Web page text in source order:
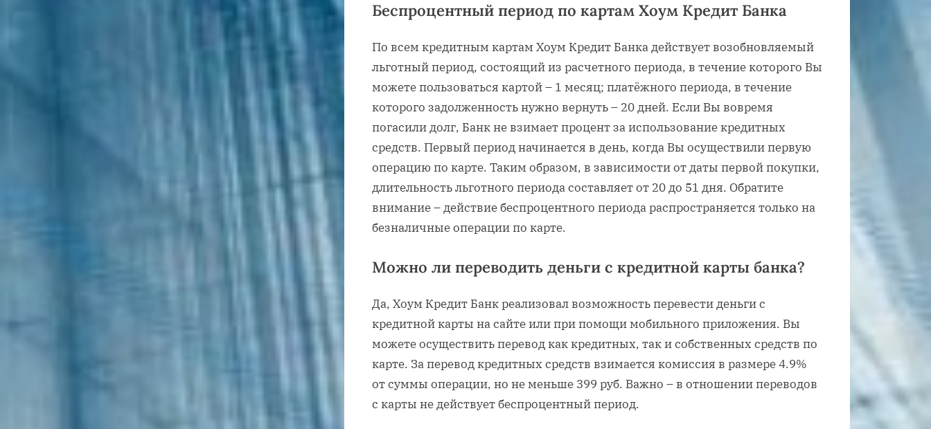
Беспроцентный период по картам Хоум Кредит Банка
По всем кредитным картам Хоум Кредит Банка действует возобновляемый
льготный период, состоящий из расчетного периода, в течение которого Вы
можете пользоваться картой – 1 месяц; платёжного периода, в течение
которого задолженность нужно вернуть – 20 дней. Если Вы вовремя
погасили долг, Банк не взимает процент за использование кредитных
средств. Первый период начинается в день, когда Вы осуществили первую
операцию по карте. Таким образом, в зависимости от даты первой покупки,
длительность льготного периода составляет от 20 до 51 дня. Обратите
внимание – действие беспроцентного периода распространяется только на
безналичные операции по карте.
Можно ли переводить деньги с кредитной карты банка?
Да, Хоум Кредит Банк реализовал возможность перевести деньги с
кредитной карты на сайте или при помощи мобильного приложения. Вы
можете осуществить перевод как кредитных, так и собственных средств по
карте. За перевод кредитных средств взимается комиссия в размере 4.9%
от суммы операции, но не меньше 399 руб. Важно – в отношении переводов
с карты не действует беспроцентный период.